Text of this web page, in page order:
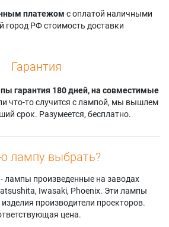
платежом с оплатой наличными
город РФ стоимость доставки
Гарантия
гарантия 180 дней, на совместимые
что-то случится с лампой, мы вышлем
срок. Разумеется, бесплатно.
лампу выбрать?
произведенные на заводах
Iwasaki, Phoenix. Эти лампы
производители проекторов.
цена.